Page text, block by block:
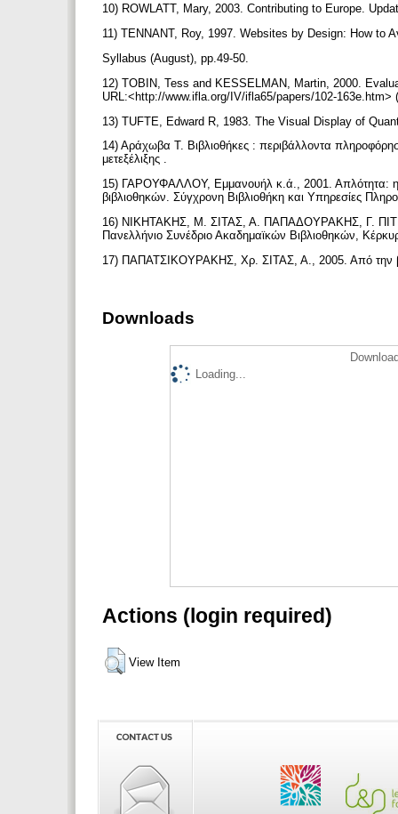
10) ROWLATT, Mary, 2003. Contributing to Europe.
11) TENNANT, Roy, 1997. Websites by Design: How to
Syllabus (August), pp.49-50.
12) TOBIN, Tess and KESSELMAN, Martin, 2000.
URL:<http://www.ifla.org/IV/ifla65/papers/102-
13) TUFTE, Edward R, 1983. The Visual Display of
14) Αράχωβα Τ. Βιβλιοθήκες : περιβάλλοντα
μετεξέλιξης .
15) ΓΑΡΟΥΦΑΛΛΟΥ, Εμμανουήλ κ.ά., 2001. Απλότητα: η
βιβλιοθηκών. Σύγχρονη Βιβλιοθήκη και Υπηρεσίες
16) ΝΙΚΗΤΑΚΗΣ, Μ. ΣΙΤΑΣ, Α. ΠΑΠΑΔΟΥΡΑΚΗΣ, Γ.
Πανελλήνιο Συνέδριο Ακαδημαϊκών Βιβλιοθηκών,
17) ΠΑΠΑΤΣΙΚΟΥΡΑΚΗΣ, Χρ. ΣΙΤΑΣ, Α., 2005. Από την
Downloads
Loading...
Actions (login required)
View Item